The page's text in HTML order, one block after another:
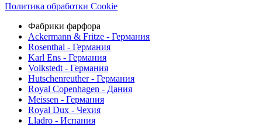
Политика обработки Cookie
Фабрики фарфора
Ackermann & Fritze - Германия
Rosenthal - Германия
Karl Ens - Германия
Volkstedt - Германия
Hutschenreuther - Германия
Royal Copenhagen - Дания
Meissen - Германия
Royal Dux - Чехия
Lladro - Испания